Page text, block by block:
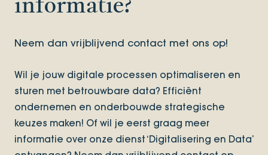
informatie?
Neem dan vrijblijvend contact met ons op!
Wil je jouw digitale processen optimaliseren en
sturen met betrouwbare data? Efficiënt
ondernemen en onderbouwde strategische
keuzes maken! Of wil je eerst graag meer
informatie over onze dienst ‘Digitalisering en Data’